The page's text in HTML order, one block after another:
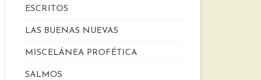
ESCRITOS
LAS BUENAS NUEVAS
MISCELÁNEA PROFÉTICA
SALMOS